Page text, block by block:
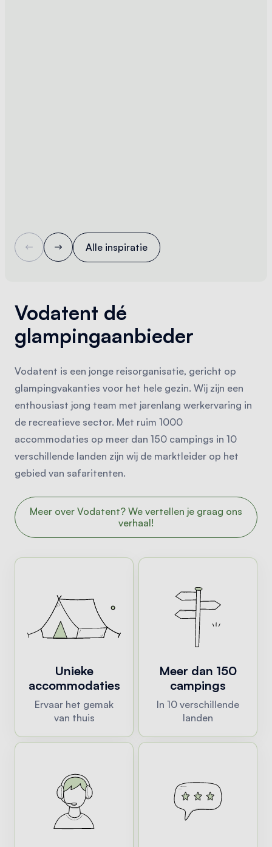
Alle inspiratie
Vodatent dé
glampingaanbieder
Vodatent is een jonge reisorganisatie, gericht op
glampingvakanties voor het hele gezin. Wij zijn een
enthousiast jong team met jarenlang werkervaring in
de recreatieve sector. Met ruim 1000
accommodaties op meer dan 150 campings in 10
verschillende landen zijn wij de marktleider op het
gebied van safaritenten.
Meer over Vodatent? We vertellen je graag ons
verhaal!
Unieke
accommodaties
Ervaar het gemak
van thuis
Meer dan 150
campings
In 10 verschillende
landen